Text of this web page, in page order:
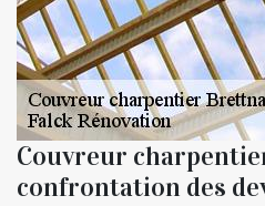
Couvreur
confrontation des